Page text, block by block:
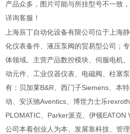
产品众多，图片可能与所挂型号不一致
详询客服！
上海辰丁自动化设备有限公司位于上海
化仪表备件、液压泵阀的贸易型公司；
体领域。主营产品数控模块、伺服电机
动元件、工业仪器仪表、电磁阀、柱塞
有：贝加莱B&R、西门子Siemens、本
动、安沃驰Aventics、博世力士乐
PLOMATIC、Parker派克、伊顿EATON
公司本着创业人为本、发展靠科技、管